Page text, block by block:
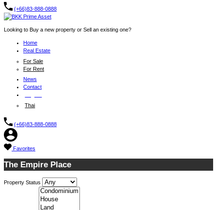
(+66)83-888-0888
Looking to Buy a new property or Sell an existing one?
Home
Real Estate
For Sale
For Rent
News
Contact
Thai
(+66)83-888-0888
Favorites
The Empire Place
Property Status